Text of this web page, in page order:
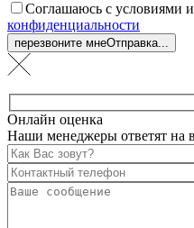
Соглашаюсь с условиями и
конфиденциальности
перезвоните мнеОтправка...
Онлайн оценка
Наши менеджеры ответят на